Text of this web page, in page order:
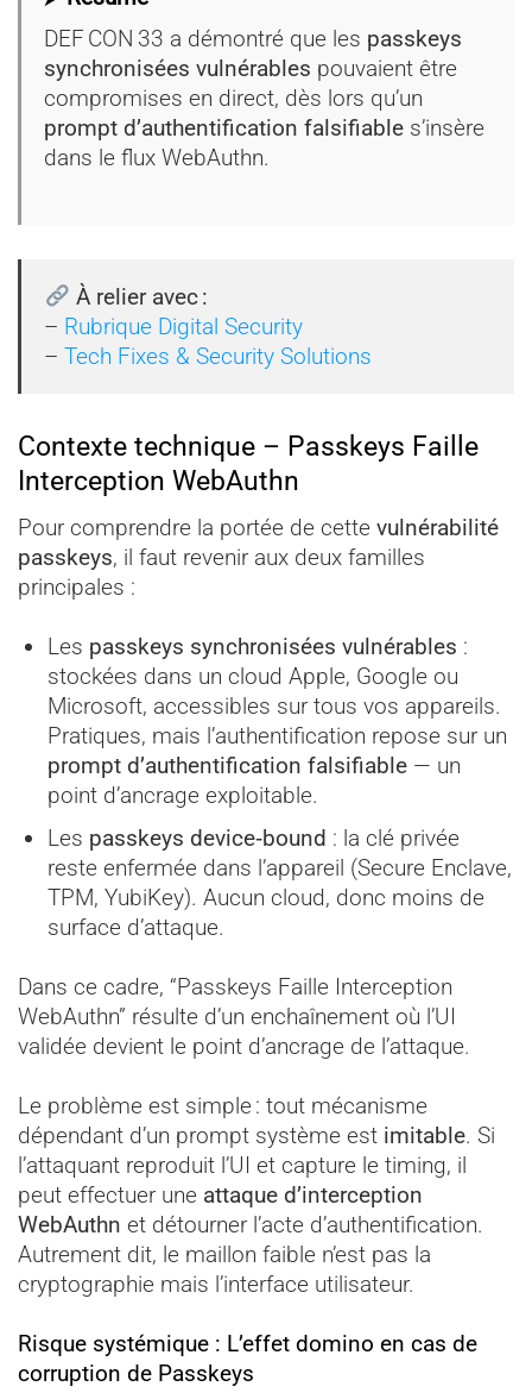
DEF CON 33 a démontré que les passkeys
synchronisées vulnérables pouvaient être
compromises en direct, dès lors qu’un
prompt d’authentification falsifiable s’insère
dans le flux WebAuthn.
À relier avec :
– Rubrique Digital Security
–Tech Fixes & Security Solutions
Contexte technique – Passkeys Faille
Interception WebAuthn
Pour comprendre la portée de cette vulnérabilité
passkeys, il faut revenir aux deux familles
principales :
Les passkeys synchronisées vulnérables :
stockées dans un cloud Apple, Google ou
Microsoft, accessibles sur tous vos appareils.
Pratiques, mais l’authentification repose sur un
prompt d’authentification falsifiable— un
point d’ancrage exploitable.
Les passkeys device‑bound : la clé privée
reste enfermée dans l’appareil (Secure Enclave,
TPM, YubiKey). Aucun cloud, donc moins de
surface d’attaque.
Dans ce cadre, “Passkeys Faille Interception
WebAuthn” résulte d’un enchaînement où l’UI
validée devient le point d’ancrage de l’attaque.
Le problème est simple : tout mécanisme
dépendant d’un prompt système est imitable. Si
l’attaquant reproduit l’UI et capture le timing, il
peut effectuer une attaque d’interception
WebAuthn et détourner l’acte d’authentification.
Autrement dit, le maillon faible n’est pas la
cryptographie mais l’interface utilisateur.
Risque systémique : L’effet domino en cas de
corruption de Passkeys